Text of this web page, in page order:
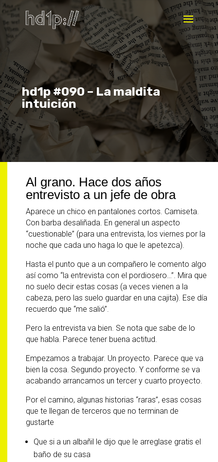
hd1p #090 – La maldita
intuición
Al grano. Hace dos años
entrevisto a un jefe de obra
Aparece un chico en pantalones cortos. Camiseta.
Con barba desaliñada. En general un aspecto
“cuestionable” (para una entrevista, los viernes por la
noche que cada uno haga lo que le apetezca).
Hasta el punto que a un compañero le comento algo
así como “la entrevista con el pordiosero…”. Mira que
no suelo decir estas cosas (a veces vienen a la
cabeza, pero las suelo guardar en una cajita). Ese día
recuerdo que “me salió”.
Pero la entrevista va bien. Se nota que sabe de lo
que habla. Parece tener buena actitud.
Empezamos a trabajar. Un proyecto. Parece que va
bien la cosa. Segundo proyecto. Y conforme se va
acabando arrancamos un tercer y cuarto proyecto.
Por el camino, algunas historias “raras”, esas cosas
que te llegan de terceros que no terminan de
gustarte
Que si a un albañil le dijo que le arreglase gratis el
baño de su casa